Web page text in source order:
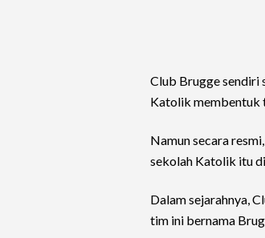
Club Brugge sendiri
Katolik membentuk
Namun secara
sekolah Katolik itu
Dalam sejarahnya,
tim ini bernama